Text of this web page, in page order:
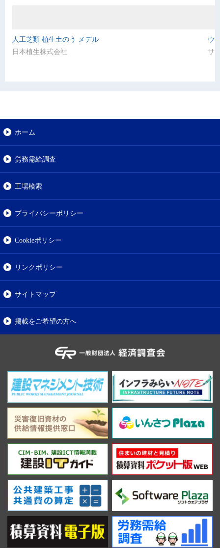
人工芝類 植生土のう メデル
日本植生株式会社
ウ
サ
ホーム
労務需給調査
工場検索
プライバシーポリシー
Cookieポリシー
リンクポリシー
サイトマップ
掲載をご希望の方へ